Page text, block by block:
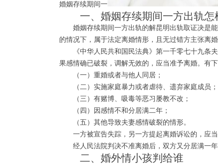
婚姻存续期间一
一、婚姻存续期间一方出轨怎
婚姻存续期间一方出轨的解昆明出轨取证决是能
的情况下，属于法定离婚情形，且无过错方主张离
《中华人民共和国民法典》第一千零七十九条夫
果感情确已破裂，调解无效的，应当准予离婚。有
（一）重婚或者与他人同居；
（二）实施家庭暴力或者虐待、遗弃家庭成员；
（三）有赌博、吸毒等恶习屡教不改；
（四）因感情不和分居满二年；
（五）其他导致夫妻感情破裂的情形。
一方被宣告失踪，另一方提起离婚诉讼的，应当
经人民法院判决不准离婚后，双方又分居满一年
二、婚外情小孩判给谁